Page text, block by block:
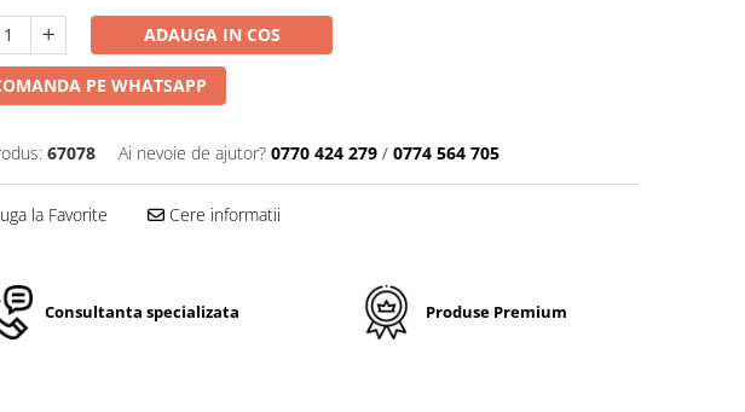
ADAUGA IN COS
PE WHATSAPP
67078 Ai nevoie de ajutor? 0770 424 279 / 0774 564 705
la Favorite Cere informatii
Consultanta specializata Produse Premium